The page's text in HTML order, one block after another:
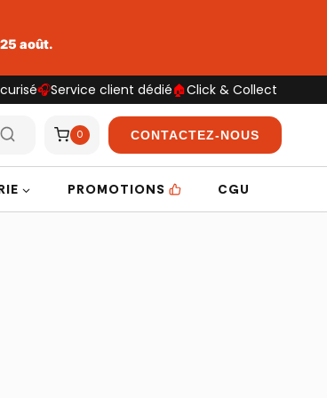
août.
🎧Service client dédié🏠Click & Collect
0 CONTACTEZ-NOUS
PROMOTIONS CGU